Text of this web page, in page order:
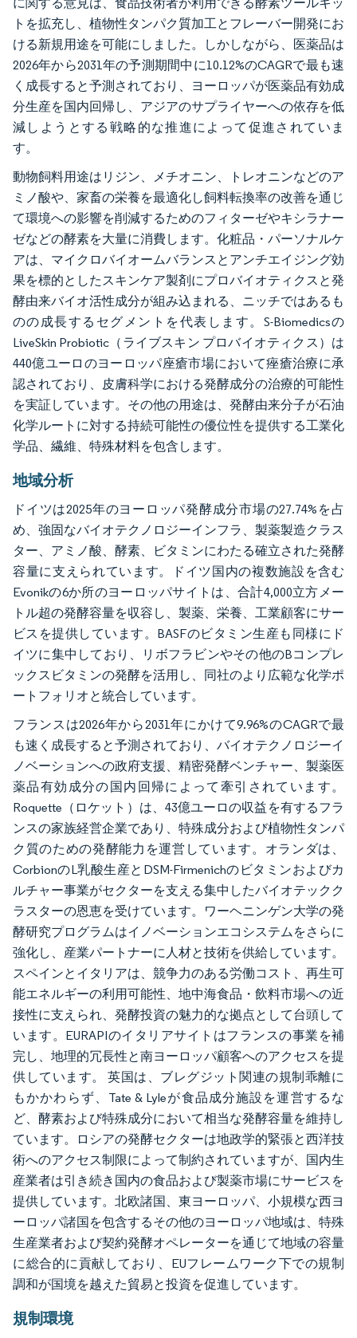
トを拡充し、植物性タンパク質加工とフレーバー開発にお
ける新規用途を可能にしました。しかしながら、医薬品は
2026年から2031年の予測期間中に10.12%のCAGRで最も速
く成長すると予測されており、ヨーロッパが医薬品有効成
分生産を国内回帰し、アジアのサプライヤーへの依存を低
減しようとする戦略的な推進によって促進されていま
す。
動物飼料用途はリジン、メチオニン、トレオニンなどのア
ミノ酸や、家畜の栄養を最適化し飼料転換率の改善を通じ
て環境への影響を削減するためのフィターゼやキシラナー
ゼなどの酵素を大量に消費します。化粧品・パーソナルケ
アは、マイクロバイオームバランスとアンチエイジング効
果を標的としたスキンケア製剤にプロバイオティクスと発
酵由来バイオ活性成分が組み込まれる、ニッチではあるも
のの成長するセグメントを代表します。S-Biomedicsの
LiveSkin Probiotic（ライブスキン プロバイオティクス）は
440億ユーロのヨーロッパ座瘡市場において痤瘡治療に承
認されており、皮膚科学における発酵成分の治療的可能性
を実証しています。その他の用途は、発酵由来分子が石油
化学ルートに対する持続可能性の優位性を提供する工業化
学品、繊維、特殊材料を包含します。
地域分析
ドイツは2025年のヨーロッパ発酵成分市場の27.74%を占
め、強固なバイオテクノロジーインフラ、製薬製造クラス
ター、アミノ酸、酵素、ビタミンにわたる確立された発酵
容量に支えられています。ドイツ国内の複数施設を含む
Evonikの6か所のヨーロッパサイトは、合計4,000立方メー
トル超の発酵容量を収容し、製薬、栄養、工業顧客にサー
ビスを提供しています。BASFのビタミン生産も同様にド
イツに集中しており、リボフラビンやその他のBコンプレ
ックスビタミンの発酵を活用し、同社のより広範な化学ポ
ートフォリオと統合しています。
フランスは2026年から2031年にかけて9.96%のCAGRで最
も速く成長すると予測されており、バイオテクノロジーイ
ノベーションへの政府支援、精密発酵ベンチャー、製薬医
薬品有効成分の国内回帰によって牽引されています。
Roquette（ロケット）は、43億ユーロの収益を有するフラ
ンスの家族経営企業であり、特殊成分および植物性タンパ
ク質のための発酵能力を運営しています。オランダは、
CorbionのL乳酸生産とDSM-Firmenichのビタミンおよびカ
ルチャー事業がセクターを支える集中したバイオテックク
ラスターの恩恵を受けています。ワーヘニンゲン大学の発
酵研究プログラムはイノベーションエコシステムをさらに
強化し、産業パートナーに人材と技術を供給しています。
スペインとイタリアは、競争力のある労働コスト、再生可
能エネルギーの利用可能性、地中海食品・飲料市場への近
接性に支えられ、発酵投資の魅力的な拠点として台頭して
います。EURAPIのイタリアサイトはフランスの事業を補
完し、地理的冗長性と南ヨーロッパ顧客へのアクセスを提
供しています。 英国は、ブレグジット関連の規制乖離に
もかかわらず、Tate & Lyleが食品成分施設を運営するな
ど、酵素および特殊成分において相当な発酵容量を維持し
ています。ロシアの発酵セクターは地政学的緊張と西洋技
術へのアクセス制限によって制約されていますが、国内生
産業者は引き続き国内の食品および製薬市場にサービスを
提供しています。北欧諸国、東ヨーロッパ、小規模な西ヨ
ーロッパ諸国を包含するその他のヨーロッパ地域は、特殊
生産業者および契約発酵オペレーターを通じて地域の容量
に総合的に貢献しており、EUフレームワーク下での規制
調和が国境を越えた貿易と投資を促進しています。
規制環境